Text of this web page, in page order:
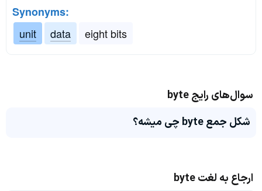
Synonyms:
unit
data eight bits
سوال‌های رایج byte
شکل جمع byte چی میشه؟
ارجاع به لغت byte